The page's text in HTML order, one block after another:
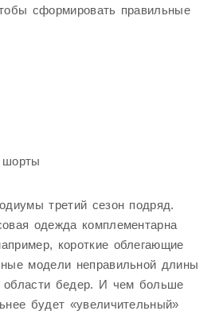
сформировать правильные
шорты
третий сезон подряд.
одежда комплементарна
короткие облегающие
модели неправильной длины
бедер. И чем больше
будет «увеличительный»